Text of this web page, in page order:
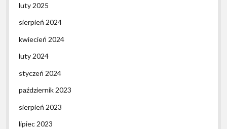
luty 2025
sierpień 2024
kwiecień 2024
luty 2024
styczeń 2024
październik 2023
sierpień 2023
lipiec 2023